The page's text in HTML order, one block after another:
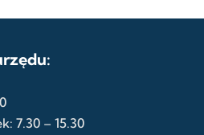
7.30 – 15.30